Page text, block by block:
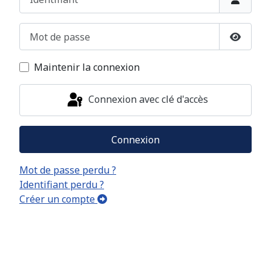
Maintenir la connexion
Connexion avec clé d'accès
Connexion
Mot de passe perdu ?
Identifiant perdu ?
Créer un compte